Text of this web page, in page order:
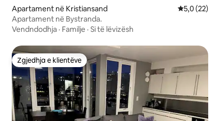
Apartament në Kristiansand Vlerësimi
5,0 (22)
Apartament në Bystranda.
Vendndodhja · Familje · Si të lëvizësh
Zgjedhja e klientëve
Zgjedhja e klientëve